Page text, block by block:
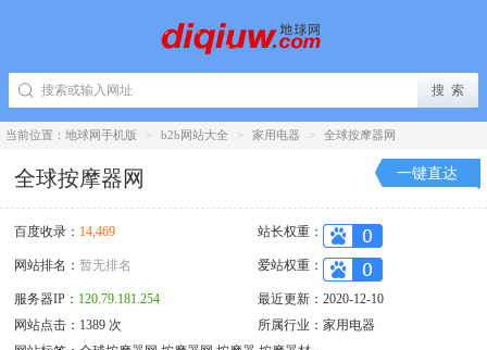
当前位置： 地球网手机版 > b2b网站大全 > 家用电器 > 全球按摩器网
一键直达
全球按摩器网
百度收录： 14,469 站长权重：
网站排名：暂无排名 爱站权重：
服务器IP： 120.79.181.254
最近更新：2020-12-10
网站点击：1389 次
所属行业：家用电器